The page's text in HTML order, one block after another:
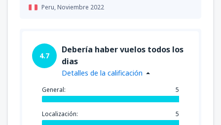
Peru,Noviembre 2022
4.7
Debería haber vuelos todos los
dias
Detalles de la calificación
General: 5
Localización: 5